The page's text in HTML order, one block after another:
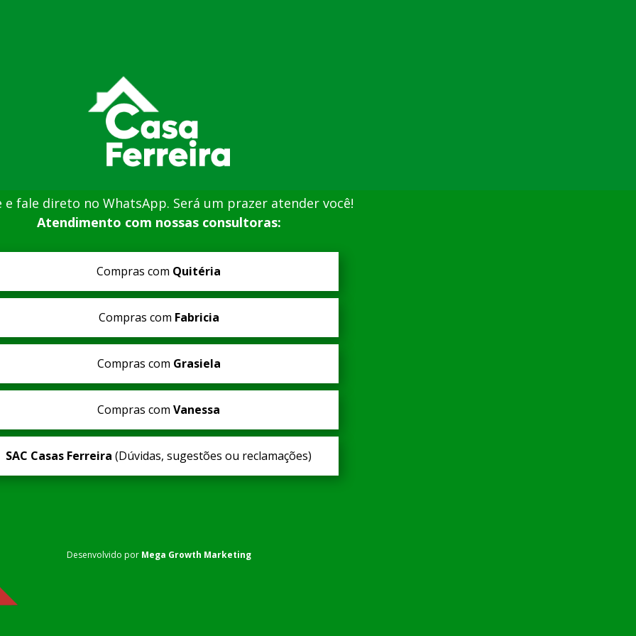
e fale direto no WhatsApp. Será um prazer atender você!
Atendimento com nossas consultoras:
Compras com Quitéria
Compras com Fabricia
Compras com Grasiela
Compras comVanessa
SAC Casas Ferreira(Dúvidas, sugestões ou reclamações)
Desenvolvido por Mega Growth Marketing